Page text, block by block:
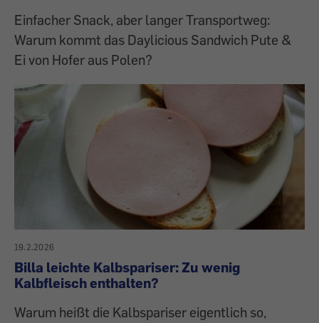
Einfacher Snack, aber langer Transportweg:
Warum kommt das Daylicious Sandwich Pute &
Ei von Hofer aus Polen?
19.2.2026
Billa leichte Kalbspariser: Zu wenig
Kalbfleisch enthalten?
Warum heißt die Kalbspariser eigentlich so,